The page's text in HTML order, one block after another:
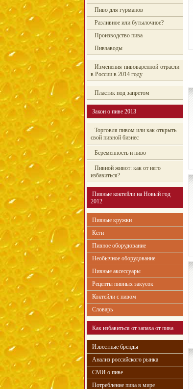
Пиво для гурманов
Разливное или бутылочное?
Производство пива
Пивзаводы
Изменения пивоваренной отрасли
в России в 2014 году
Пластик под запретом
Закон о пиве 2013
Торговля пивом или как открыть
свой пивной бизнес
Беременность и пиво
Пивной живот: как от него
избавиться?
Пивные коктейли на Новый год
2012
Пивные кружки
Кеги
Пивное оборудование
Необычное оборудование
Пивные аксессуары
Рецепты пивных закусок
Коктейли с пивом
Словарь
Как избавиться от запаха от пива
Известные бренды
Анализ российского рынка
СМИ о пиве
Потребление пива в мире